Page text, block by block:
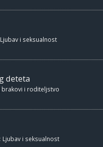
Ljubav i seksualnost
deteta
brakovi i roditeljstvo
Ljubav i seksualnost